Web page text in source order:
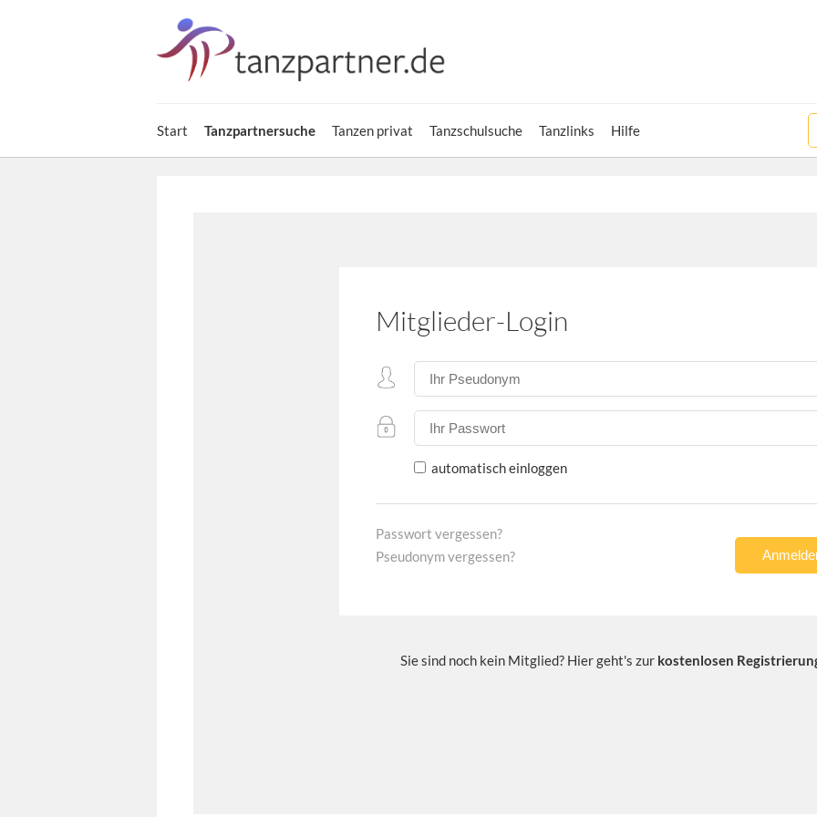
Start Tanzpartnersuche Tanzen privat Tanzschulsuche Tanzlinks Hilfe
Mitglieder-Login
automatisch einloggen
Passwort vergessen?
Pseudonym vergessen?
Sie sind noch kein Mitglied? Hier geht's zur kostenlosen